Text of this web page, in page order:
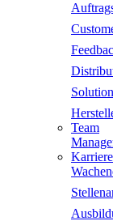
Team
Karriere